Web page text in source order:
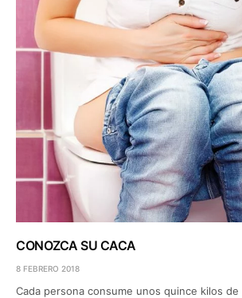
CONOZCA SU CACA
8 FEBRERO 2018
Cada persona consume unos quince kilos